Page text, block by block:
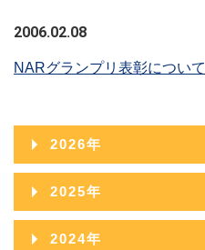
2006.02.08
NARグランプリ表彰について
2026年
2026年08月
2026年07月
2025年
2025年12月
2024年